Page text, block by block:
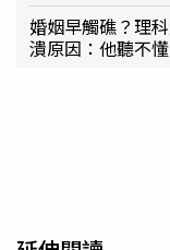
婚姻早觸礁？理
潰原因：他聽不懂